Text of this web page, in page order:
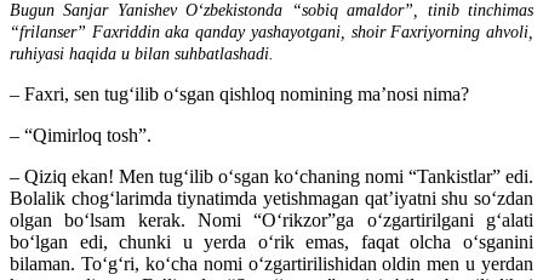
Bugun Sanjar Yanishev Oʻzbekistonda “sobiq amaldor”, tinib tinchimas
“frilanser” Faxriddin aka qanday yashayotgani, shoir Faxriyorning ahvoli,
ruhiyasi haqida u bilan suhbatlashadi.
– Faxri, sen tugʻilib oʻsgan qishloq nomining maʼnosi nima?
– “Qimirloq tosh”.
– Qiziq ekan! Men tugʻilib oʻsgan koʻchaning nomi “Tankistlar” edi.
Bolalik chogʻlarimda tiynatimda yetishmagan qatʼiyatni shu soʻzdan
olgan boʻlsam kerak. Nomi “Oʻrikzor”ga oʻzgartirilgani gʻalati
boʻlgan edi, chunki u yerda oʻrik emas, faqat olcha oʻsganini
bilaman. Toʻgʻri, koʻcha nomi oʻzgartirilishidan oldin men u yerdan